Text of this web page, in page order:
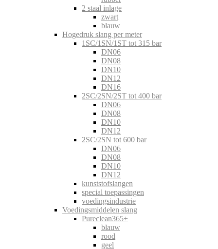
2 staal inlage
zwart
blauw
Hogedruk slang per meter
1SC/1SN/1ST tot 315 bar
DN06
DN08
DN10
DN12
DN16
2SC/2SN/2ST tot 400 bar
DN06
DN08
DN10
DN12
2SC/2SN tot 600 bar
DN06
DN08
DN10
DN12
kunststofslangen
special toepassingen
voedingsindustrie
Voedingsmiddelen slang
Pureclean365+
blauw
rood
geel